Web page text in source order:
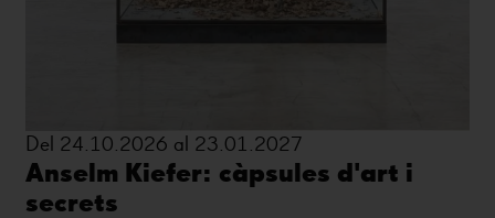
Del 24.10.2026 al 23.01.2027
Anselm Kiefer: càpsules d'art i
secrets